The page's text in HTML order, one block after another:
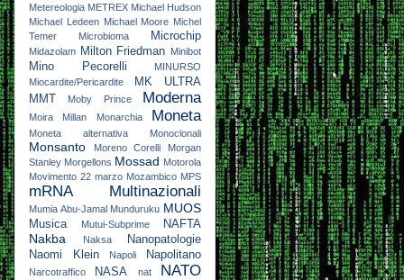
Metereologia METREX Michael Hudson
Michael Ledeen Michael Moore Michel
Temer
Microbioma Microchip
Midazolam Milton Friedman Minibot
Mino Pecorelli
MINURSO
Miocardite/Pericardite
MK ULTRA
MMT
Moby Prince Moderna
Moira Millan Monarchia Moneta
Moneta alternativa Monoclonali
Monsanto Moreno Corelli
Morgan
Stanley Morgellons Mossad Motorola
Movimento 22 marzo Mozambico MPS
mRNA Multinazionali
Mumia Abu-Jamal Munduruku MUOS
Musica Mutui-Subprime NAFTA
Nakba Naksa
Nanopatologie
Naomi Klein
Napoli Napolitano
Narcotraffico NASA nat NATO